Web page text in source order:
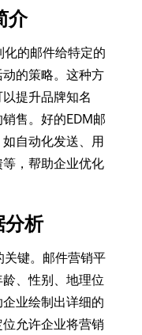
介
的邮件给特定的
的策略。这种方
提升品牌知名
售。好的EDM邮
自动化发送、用
，帮助企业优化
分析
关键。邮件营销平
、性别、地理位
业绘制出详细的
允许企业将营销